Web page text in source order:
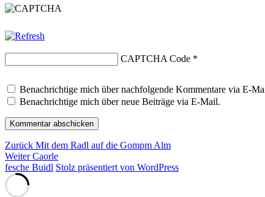
CAPTCHA Code *
Benachrichtige mich über nachfolgende Kommentare via E-
Benachrichtige mich über neue Beiträge via E-Mail.
Beitragsnavigation
Zurück Vorheriger
Beitrag:
Mit dem Radl auf die Gompm Alm
Weiter Nächster
Beitrag:
Caorle
fesche Buidl Stolz präsentiert von WordPress